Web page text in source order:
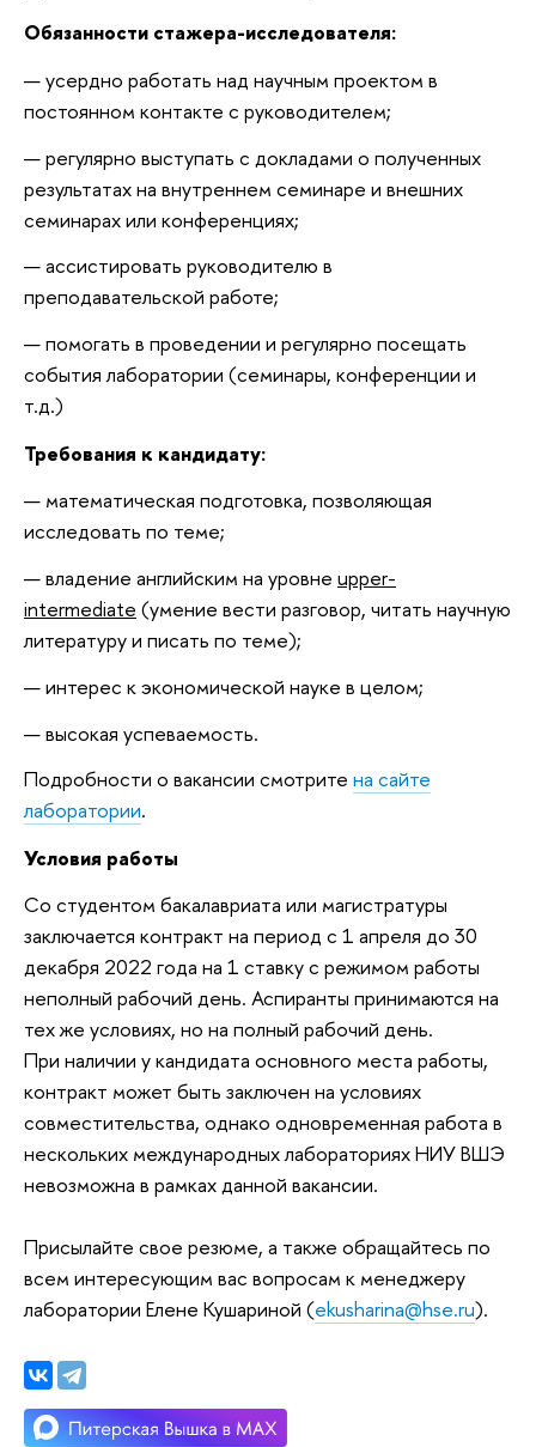
Обязанности стажера-исследователя:
усердно работать над научным проектом в
постоянном контакте с руководителем;
регулярно выступать с докладами о полученных
результатах на внутреннем семинаре и внешних
семинарах или конференциях;
ассистировать руководителю в
преподавательской работе;
помогать в проведении и регулярно посещать
события лаборатории (семинары, конференции и
т.д.)
Требования к кандидату:
математическая подготовка, позволяющая
исследовать по теме;
владение английским на уровне upper-
intermediate (умение вести разговор, читать научную
литературу и писать по теме);
интерес к экономической науке в целом;
высокая успеваемость.
Подробности о вакансии смотрите на сайте
лаборатории.
Условия работы
Со студентом бакалавриата или магистратуры
заключается контракт на период с 1 апреля до 30
декабря 2022 года на 1 ставку с режимом работы
неполный рабочий день. Аспиранты принимаются на
тех же условиях, но на полный рабочий день.
При наличии у кандидата основного места работы,
контракт может быть заключен на условиях
совместительства, однако одновременная работа в
нескольких международных лабораториях НИУ ВШЭ
невозможна в рамках данной вакансии.
Присылайте свое резюме, а также обращайтесь по
всем интересующим вас вопросам к менеджеру
лаборатории Елене Кушариной (ekusharina@hse.ru).